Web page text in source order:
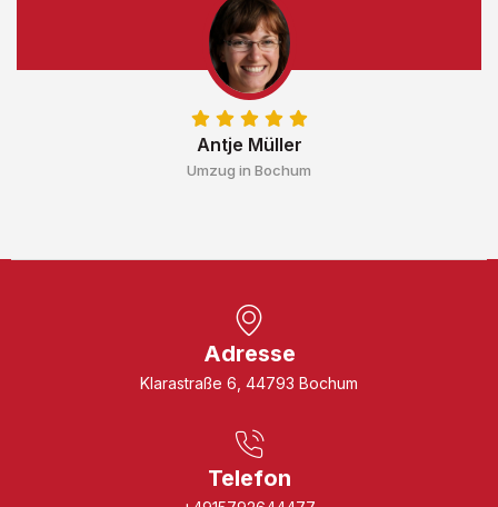
Antje Müller
Umzug in Bochum
Adresse
Klarastraße 6, 44793 Bochum
Telefon